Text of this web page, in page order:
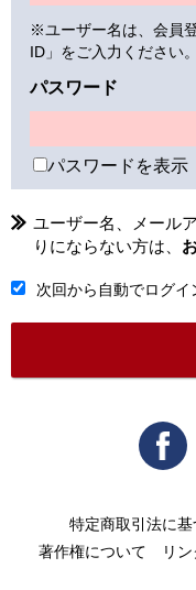
※ユーザー名は、会員
ID」をご入力ください。
パスワード
パスワードを表示
ユーザー名、メール
りにならない方は、
次回から自動でログイ
特定商取引法に
著作権について
リ